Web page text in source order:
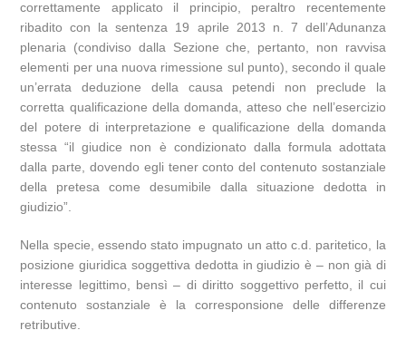
correttamente applicato il principio, peraltro recentemente
ribadito con la sentenza 19 aprile 2013 n. 7 dell’Adunanza
plenaria (condiviso dalla Sezione che, pertanto, non ravvisa
elementi per una nuova rimessione sul punto), secondo il quale
un’errata deduzione della causa petendi non preclude la
corretta qualificazione della domanda, atteso che nell’esercizio
del potere di interpretazione e qualificazione della domanda
stessa “il giudice non è condizionato dalla formula adottata
dalla parte, dovendo egli tener conto del contenuto sostanziale
della pretesa come desumibile dalla situazione dedotta in
giudizio”.
Nella specie, essendo stato impugnato un atto c.d. paritetico, la
posizione giuridica soggettiva dedotta in giudizio è – non già di
interesse legittimo, bensì – di diritto soggettivo perfetto, il cui
contenuto sostanziale è la corresponsione delle differenze
retributive.